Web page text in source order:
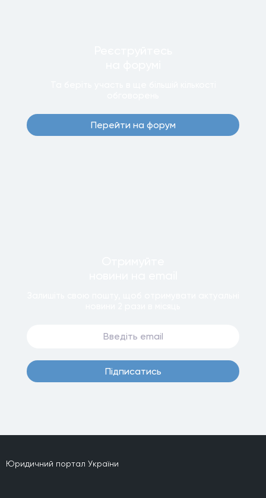
Перейти на форум
Пiдписатись
Юридичний портал України